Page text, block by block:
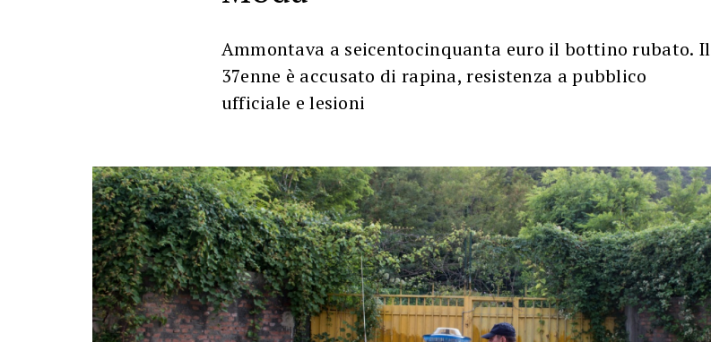
Ammontava a seicentocinquanta euro il bottino rubato. Il
37enne è accusato di rapina, resistenza a pubblico
ufficiale e lesioni